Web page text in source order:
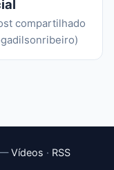
compartilhado
—Vídeos · RSS